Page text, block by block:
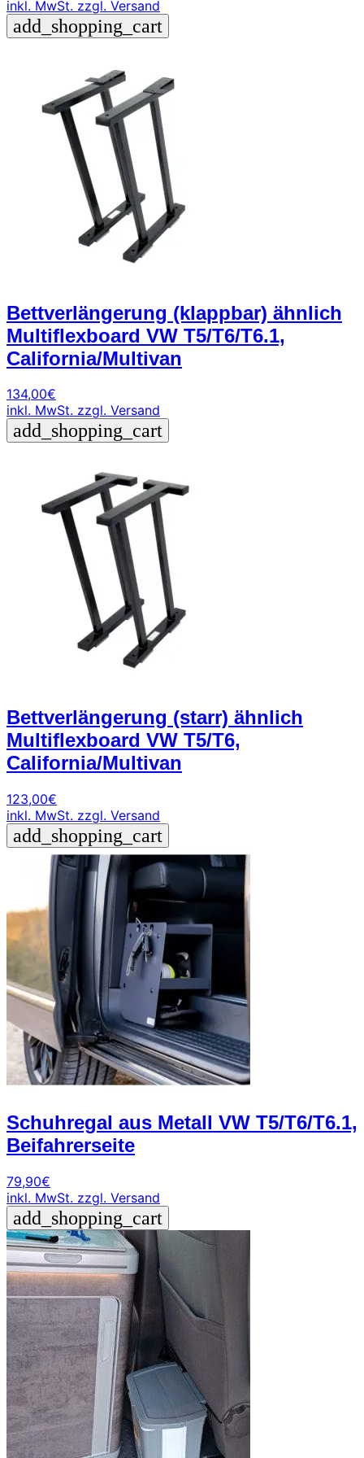
inkl. MwSt. zzgl. Versand
add_shopping_cart
Bettverlängerung (klappbar) ähnlich
Multiflexboard VW T5/T6/T6.1,
California/Multivan
134,00€
inkl. MwSt. zzgl. Versand
add_shopping_cart
Bettverlängerung (starr) ähnlich
Multiflexboard VW T5/T6,
California/Multivan
123,00€
inkl. MwSt. zzgl. Versand
add_shopping_cart
Schuhregal aus Metall VW T5/T6/T6.1,
Beifahrerseite
79,90€
inkl. MwSt. zzgl. Versand
add_shopping_cart